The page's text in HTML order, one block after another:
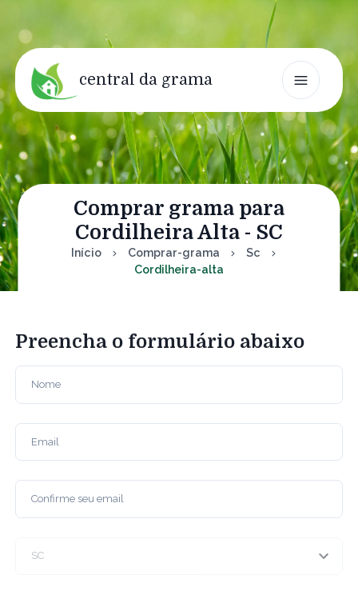
central da grama
Comprar grama para
Cordilheira Alta - SC
Início Comprar-grama
Sc
Cordilheira-alta
Preencha o formulário abaixo